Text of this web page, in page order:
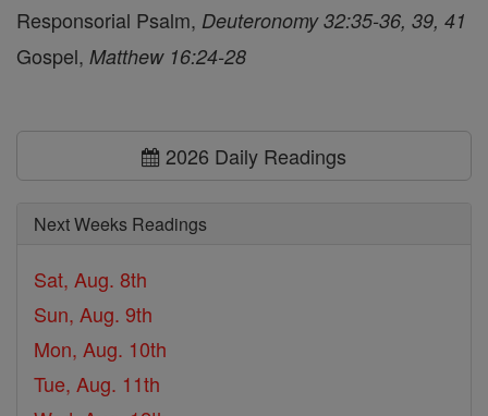
Responsorial Psalm, Deuteronomy 32:35-36, 39, 41
Gospel, Matthew 16:24-28
2026 Daily Readings
Next Weeks Readings
Sat, Aug. 8th
Sun, Aug. 9th
Mon, Aug. 10th
Tue, Aug. 11th